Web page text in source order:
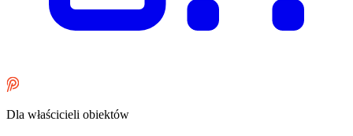
Dla właścicieli obiektów